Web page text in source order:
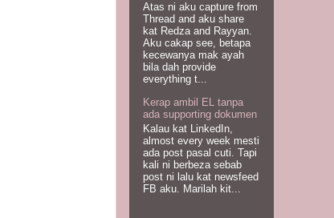
Atas ni aku capture from
Thread and aku share
kat Redza and Rayyan.
Aku cakap see, betapa
kecewanya mak ayah
bila dah provide
everything t...
Kerap ambil EL tanpa
ada supporting dokumen
Kalau kat LinkedIn,
almost every week mesti
ada post pasal cuti. Tapi
kali ni berbeza sebab
post ni lalu kat newsfeed
FB aku. Marilah kit...